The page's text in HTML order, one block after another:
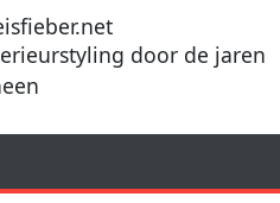
door de jaren